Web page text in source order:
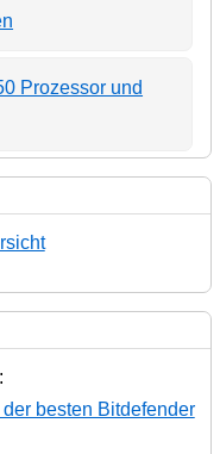
Prozessor und
besten Bitdefender